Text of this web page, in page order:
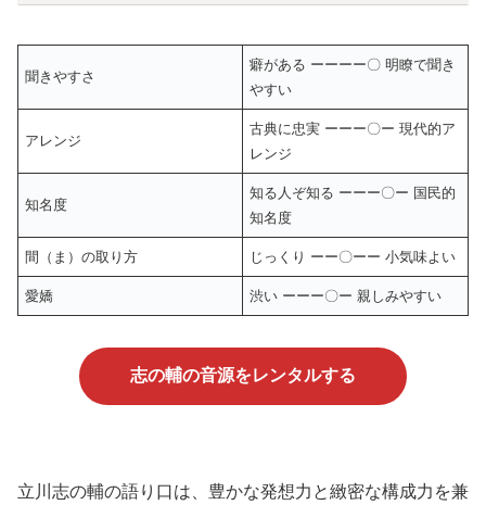
聞きやすさ
癖がある ーーーー〇 明瞭で聞き
やすい
アレンジ
古典に忠実 ーーー〇ー 現代的ア
レンジ
知名度
知る人ぞ知る ーーー〇ー 国民的
知名度
間（ま）の取り方 じっくり ーー〇ーー 小気味よい
愛嬌 渋い ーーー〇ー 親しみやすい
志の輔の音源をレンタルする
立川志の輔の語り口は、豊かな発想力と緻密な構成力を兼